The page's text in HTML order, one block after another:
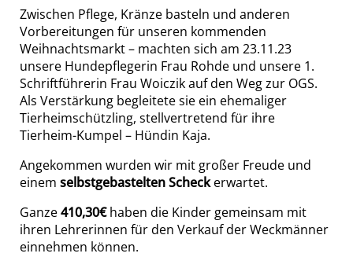
Zwischen Pflege, Kränze basteln und anderen
Vorbereitungen für unseren kommenden
Weihnachtsmarkt – machten sich am 23.11.23
unsere Hundepflegerin Frau Rohde und unsere 1.
Schriftführerin Frau Woiczik auf den Weg zur OGS.
Als Verstärkung begleitete sie ein ehemaliger
Tierheimschützling, stellvertretend für ihre
Tierheim-Kumpel – Hündin Kaja.
Angekommen wurden wir mit großer Freude und
einem selbstgebastelten Scheckerwartet.
Ganze410,30€haben die Kinder gemeinsam mit
ihren Lehrerinnen für den Verkauf der Weckmänner
einnehmen können.